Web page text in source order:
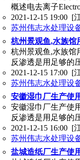
概述电去离子
2021-12-15 19:00 [
苏州伟志水处理设
杭州景观鱼,水族馆
杭州景观鱼,水族馆
反渗透是用足够的
2021-12-15 17:00 [
苏州伟志水处理设
安徽湿巾厂生产使
安徽湿巾厂生产使
反渗透是用足够的
2021-12-15 16:00 [
苏州伟志水处理设
盐城造纸厂生产使